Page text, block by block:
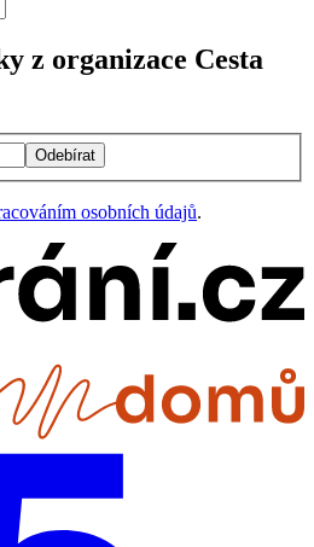
z organizace Cesta
Odebírat
osobních údajů.